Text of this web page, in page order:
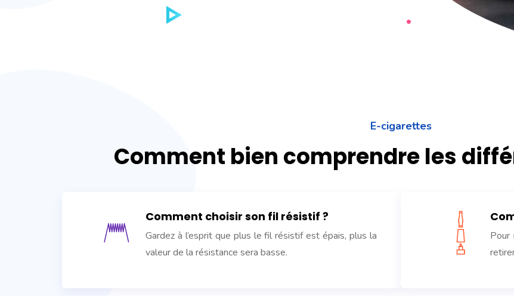
E-cigarettes
Comment bien comprendre les
Comment choisir son fil résistif ?
Gardez à l’esprit que plus le fil résistif est épais, plus la
valeur de la résistance sera basse.
Pour